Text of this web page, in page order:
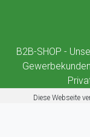
B2B-SHOP -
Diese Webseite